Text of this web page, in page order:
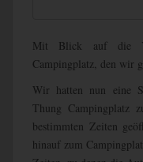
Mit Blick auf die
Campingplatz, den wir
Wir hatten nun eine
Thung Campingplatz
bestimmten Zeiten
hinauf zum